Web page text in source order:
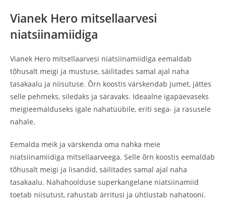
Vianek Hero mitsellaarvesi
niatsiinamiidiga
Vianek Hero mitsellaarvesi niatsiinamiidiga eemaldab
tõhusalt meigi ja mustuse, säilitades samal ajal naha
tasakaalu ja niisutuse. Õrn koostis värskendab jumet, jättes
selle pehmeks, siledaks ja säravaks. Ideaalne igapäevaseks
meigieemalduseks igale nahatüübile, eriti sega- ja rasusele
nahale.
Eemalda meik ja värskenda oma nahka meie
niatsiinamiidiga mitsellaarveega. Selle õrn koostis eemaldab
tõhusalt meigi ja lisandid, säilitades samal ajal naha
tasakaalu. Nahahoolduse superkangelane niatsiinamiid
toetab niisutust, rahustab ärritusi ja ühtlustab nahatooni.